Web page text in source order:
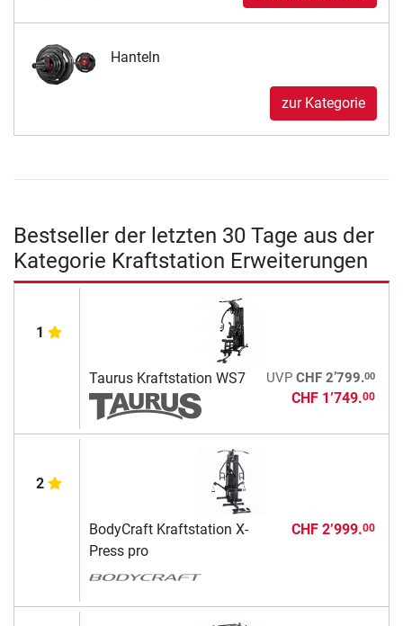
Hanteln
zur Kategorie
Bestseller der letzten 30 Tage aus der
Kategorie Kraftstation Erweiterungen
1
Taurus Kraftstation WS7 UVP CHF 2’799.00
CHF 1’749.00
2
BodyCraft Kraftstation X-
Press pro
CHF 2’999.00